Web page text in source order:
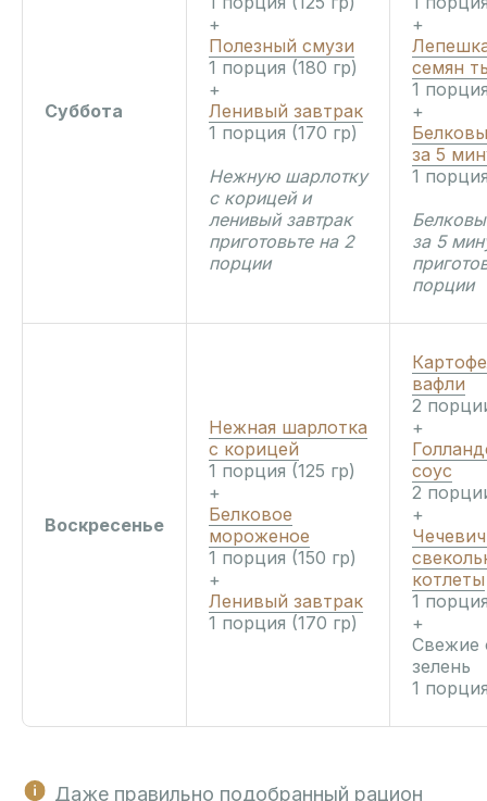
Суббота
+
Полезный смузи
1 порция (180 гр)
+
Ленивый завтрак
1 порция (170 гр)
Нежную шарлотку
с корицей и
ленивый завтрак
приготовьте на 2
порции
+
семян
1
+
за 5
1
за 5
порции
Воскресенье
Нежная шарлотка
с корицей
1 порция (125 гр)
+
Белковое
мороженое
1 порция (150 гр)
+
Ленивый завтрак
1 порция (170 гр)
вафли
2
+
соус
2
+
котлеты
1
+
Свежие
зелень
1
Даже правильно подобранный рацион